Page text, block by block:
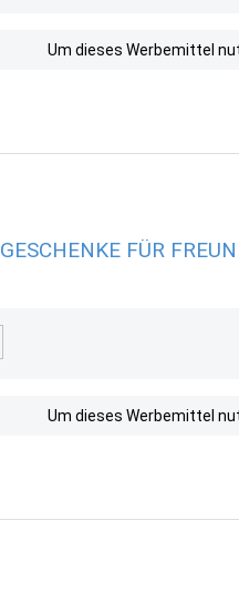
Um dieses Werbemittel
GESCHENKE FÜR
Um dieses Werbemittel